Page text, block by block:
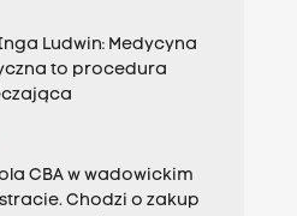
Ludwin: Medycyna
to procedura
CBA w wadowickim
Chodzi o zakup